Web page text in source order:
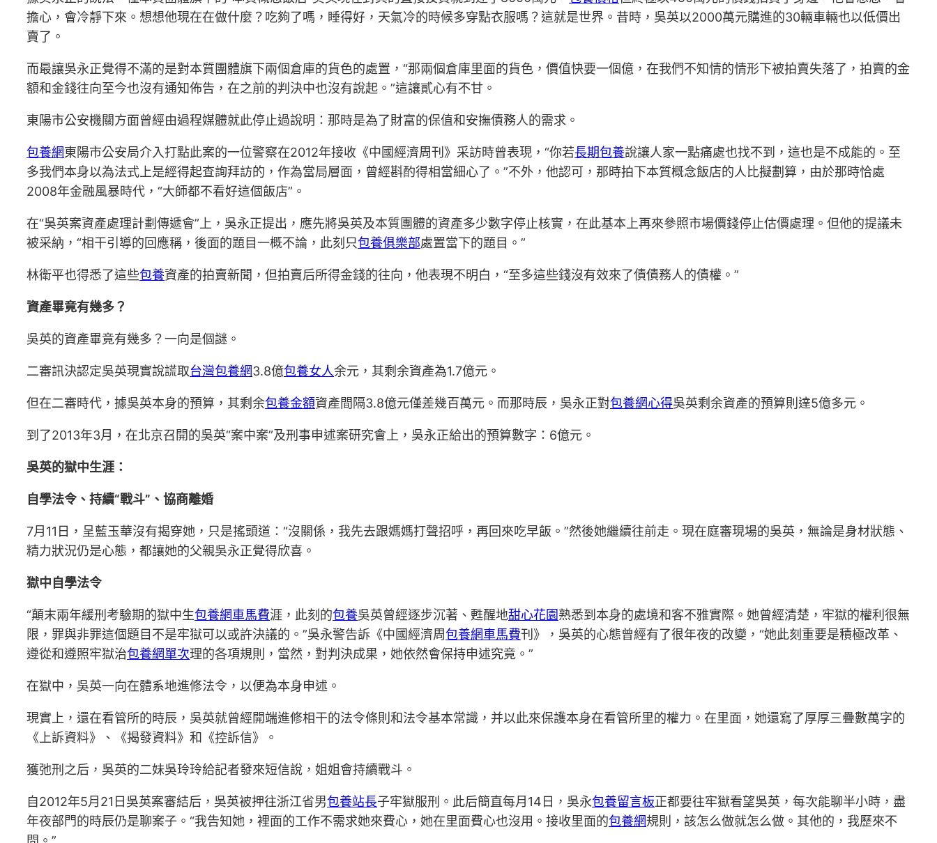
擔心，會冷靜下來。想想他現在在做什麼？吃夠了嗎，睡得好，天氣冷的時候多穿點衣服嗎？這就是世界。昔時，吳英以2000萬元購進的30輛車輛也以低價出
賣了。
而最讓吳永正覺得不滿的是對本質團體旗下兩個倉庫的貨色的處置，“那兩個倉庫里面的貨色，價值快要一個億，在我們不知情的情形下被拍賣失落了，拍賣的金
額和金錢往向至今也沒有通知佈告，在之前的判決中也沒有說起。”這讓貳心有不甘。
東陽市公安機關方面曾經由過程媒體就此停止過說明：那時是為了財富的保值和安撫債務人的需求。
包養網東陽市公安局介入打點此案的一位警察在2012年接收《中國經濟周刊》采訪時曾表現，“你若長期包養說讓人家一點痛處也找不到，這也是不成能的。至
多我們本身以為法式上是經得起查詢拜訪的，作為當局層面，曾經斟酌得相當細心了。”不外，他認可，那時拍下本質概念飯店的人比擬劃算，由於那時恰處
2008年金融風暴時代，“大師都不看好這個飯店”。
在“吳英案資產處理計劃傳遞會”上，吳永正提出，應先將吳英及本質團體的資產多少數字停止核實，在此基本上再來參照市場價錢停止估價處理。但他的提議未
被采納，“相干引導的回應稱，後面的題目一概不論，此刻只包養俱樂部處置當下的題目。”
林衛平也得悉了這些包養資產的拍賣新聞，但拍賣后所得金錢的往向，他表現不明白，“至多這些錢沒有效來了債債務人的債權。”
資產畢竟有幾多？
吳英的資產畢竟有幾多？一向是個謎。
二審訊決認定吳英現實說謊取台灣包養網3.8億包養女人余元，其剩余資產為1.7億元。
但在二審時代，據吳英本身的預算，其剩余包養金額資產間隔3.8億元僅差幾百萬元。而那時辰，吳永正對包養網心得吳英剩余資產的預算則達5億多元。
到了2013年3月，在北京召開的吳英“案中案”及刑事申述案研究會上，吳永正給出的預算數字：6億元。
吳英的獄中生涯：
自學法令、持續“戰斗”、協商離婚
7月11日，呈藍玉華沒有揭穿她，只是搖頭道：“沒關係，我先去跟媽媽打聲招呼，再回來吃早飯。”然後她繼續往前走。現在庭審現場的吳英，無論是身材狀態、
精力狀況仍是心態，都讓她的父親吳永正覺得欣喜。
獄中自學法令
“顛末兩年緩刑考驗期的獄中生包養網車馬費涯，此刻的包養吳英曾經逐步沉著、甦醒地甜心花園熟悉到本身的處境和客不雅實際。她曾經清楚，牢獄的權利很無
限，罪與非罪這個題目不是牢獄可以或許決議的。”吳永警告訴《中國經濟周包養網車馬費刊》，吳英的心態曾經有了很年夜的改變，“她此刻重要是積極改革、
遵從和遵照牢獄治包養網單次理的各項規則，當然，對判決成果，她依然會保持申述究竟。”
在獄中，吳英一向在體系地進修法令，以便為本身申述。
現實上，還在看管所的時辰，吳英就曾經開端進修相干的法令條則和法令基本常識，并以此來保護本身在看管所里的權力。在里面，她還寫了厚厚三疊數萬字的
《上訴資料》、《揭發資料》和《控訴信》。
獲弛刑之后，吳英的二妹吳玲玲給記者發來短信說，姐姐會持續戰斗。
自2012年5月21日吳英案審結后，吳英被押往浙江省男包養站長子牢獄服刑。此后簡直每月14日，吳永包養留言板正都要往牢獄看望吳英，每次能聊半小時，盡
年夜部門的時辰仍是聊案子。“我告知她，裡面的工作不需求她來費心，她在里面費心也沒用。接收里面的包養網規則，該怎么做就怎么做。其他的，我歷來不